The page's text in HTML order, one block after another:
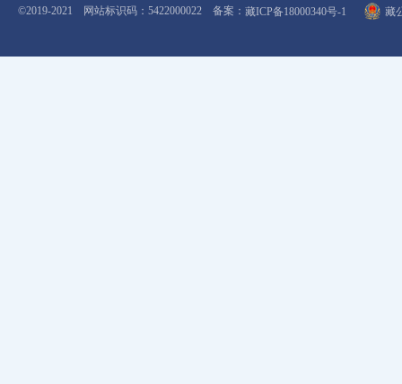
©2019-2021 网站标识码：5422000022 备案： 藏ICP备18000340号-1 藏